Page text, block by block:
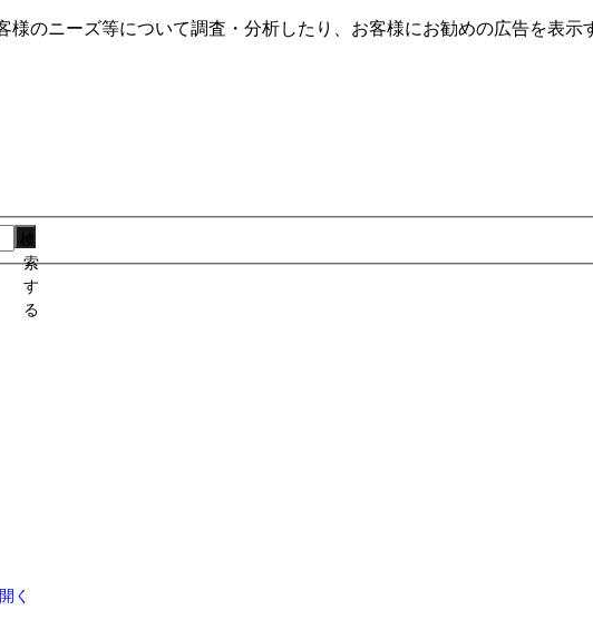
様のニーズ等について調査・分析したり、お客様にお勧めの広告を表⽰
索
す
る
く